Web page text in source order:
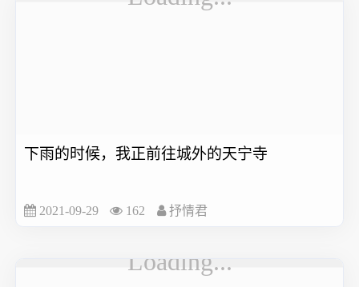
下雨的时候，我正前往城外的天宁寺
2021-09-29 162 抒情君